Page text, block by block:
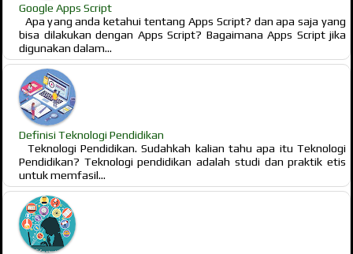
Google Apps Script
Apa yang anda ketahui tentang Apps Script? dan apa saja yang
bisa dilakukan dengan Apps Script? Bagaimana Apps Script jika
digunakan dalam...
Definisi Teknologi Pendidikan
Teknologi Pendidikan. Sudahkah kalian tahu apa itu Teknologi
Pendidikan? Teknologi pendidikan adalah studi dan praktik etis
untuk memfasil...